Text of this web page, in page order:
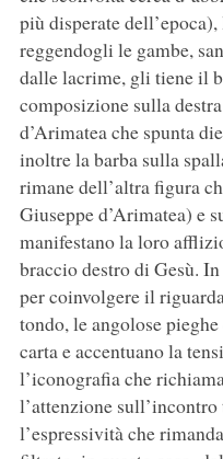
più disperate
reggendogli le gambe,
dalle lacrime, gli tiene il
composizione sulla
d’Arimatea che spunta
inoltre la barba sulla
rimane dell’altra figura
Giuseppe d’Arimatea) e
manifestano la loro
braccio destro di Gesù.
per coinvolgere il
tondo, le angolose
carta e accentuano la
l’iconografia che
l’attenzione
l’espressività che